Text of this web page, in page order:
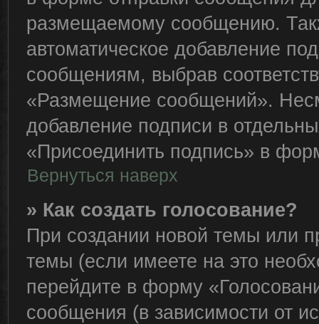
размещаемому сообщению.
автоматическое добавление
сообщениям, выбрав
«Размещение сообщений».
добавление подписи в
«Присоединить подпись» в
Вернуться наверх
» Как создать голосование?
При создании новой темы или
темы (если имеете на это
перейдите в форму
сообщения (в зависимости от